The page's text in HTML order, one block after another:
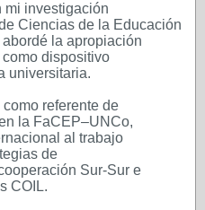
mi investigación
Ciencias de la Educación
la apropiación
dispositivo
universitaria.
referente de
la FaCEP–UNCo,
al trabajo
de
Sur-Sur e
COIL.